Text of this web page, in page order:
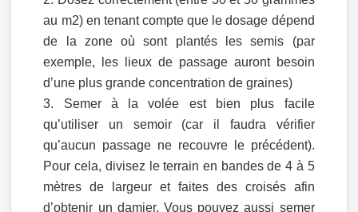
au m2) en tenant compte que le dosage dépend
de la zone où sont plantés les semis (par
exemple, les lieux de passage auront besoin
d’une plus grande concentration de graines)
Semer à la volée est bien plus facile
qu’utiliser un semoir (car il faudra vérifier
qu’aucun passage ne recouvre le précédent).
Pour cela, divisez le terrain en bandes de 4 à 5
mètres de largeur et faites des croisés afin
d’obtenir un damier. Vous pouvez aussi semer